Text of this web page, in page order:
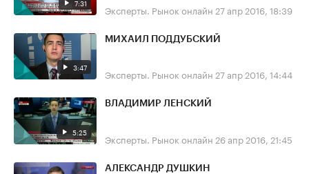
7:31 Эксперты. Рынок онлайн 27 апр 2016, 18:39
3:47
МИХАИЛ ПОДДУБСКИЙ
Эксперты. Рынок онлайн 27 апр 2016, 14:44
5:25
ВЛАДИМИР ЛЕНСКИЙ
Эксперты. Рынок онлайн 26 апр 2016, 21:45
АЛЕКСАНДР ДУШКИН